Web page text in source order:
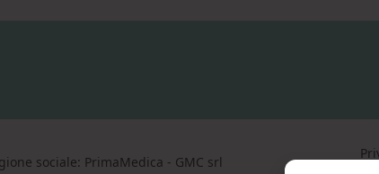
sociale: PrimaMedica - GMC srl